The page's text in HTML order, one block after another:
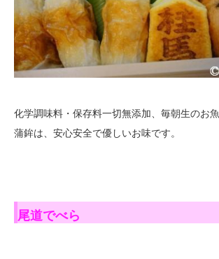
化学調味料・保存料一切無添加、毎朝生のお
蒲鉾は、安心安全で優しいお味です。
尾道でべら